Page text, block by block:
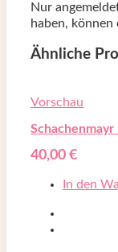
Nur
haben,
Ähnliche
Vorschau
40,00 €
In den